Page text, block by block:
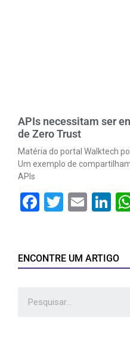
APIs necessitam ser
de Zero Trust
Matéria do portal Walktech
Um exemplo de
APIs
Facebook
Twitter
ENCONTRE UM ARTIGO